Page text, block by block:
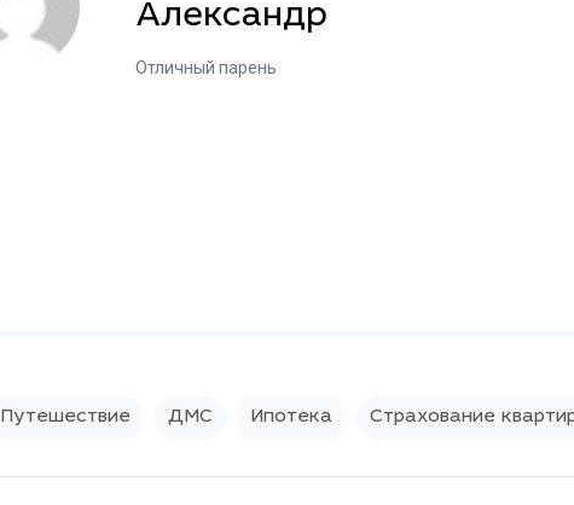
Александр
Отличный парень
Путешествие ДМС Ипотека Страхование